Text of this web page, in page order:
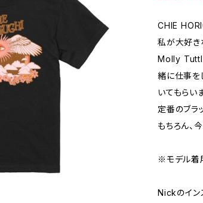
CHIE
私が大好
Molly
緒に仕事を
いてもらいま
定番のブラ
もちろん、
※モデル着
Nickのイン